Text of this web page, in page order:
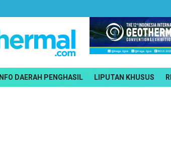
INFO DAERAH PENGHASIL LIPUTAN KHUSUS